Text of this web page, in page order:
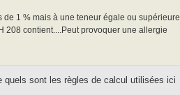
1 % mais à une teneur égale ou supérieure
208 contient....Peut provoquer une allergie
quels sont les règles de calcul utilisées ici